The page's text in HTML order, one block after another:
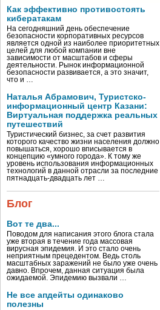
Как эффективно противостоять
кибератакам
На сегодняшний день обеспечение
безопасности корпоративных ресурсов
является одной из наиболее приоритетных
целей для любой компании вне
зависимости от масштабов и сферы
деятельности. Рынок информационной
безопасности развивается, а это значит,
что и …
Наталья Абрамович, Туристско-
информационный центр Казани:
Виртуальная поддержка реальных
путешествий
Туристический бизнес, за счет развития
которого качество жизни населения должно
повышаться, хорошо вписывается в
концепцию «умного города». К тому же
уровень использования информационных
технологий в данной отрасли за последние
пятнадцать-двадцать лет …
Блог
Вот те два...
Поводом для написания этого блога стала
уже вторая в течение года массовая
вирусная эпидемия. И это стало очень
неприятным прецедентом. Ведь столь
масштабных заражений не было уже очень
давно. Впрочем, данная ситуация была
ожидаемой. Эпидемию вызвали …
Не все апдейты одинаково
полезны